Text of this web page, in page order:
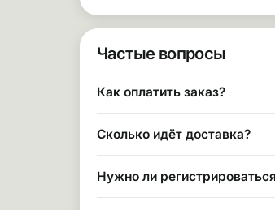
Частые вопросы
Как оплатить заказ?
Сколько идёт доставка?
Нужно ли